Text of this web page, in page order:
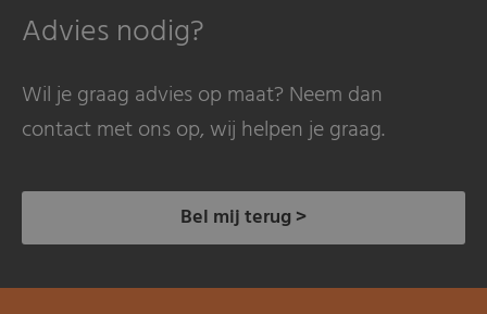
Advies nodig?
Wil je graag advies op maat? Neem dan
contact met ons op, wij helpen je graag.
Bel mij terug >